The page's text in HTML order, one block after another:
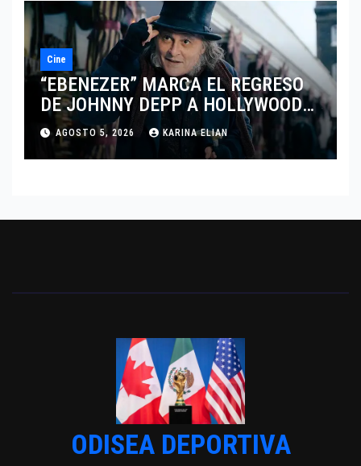
Cine
“EBENEZER” MARCA EL REGRESO
DE JOHNNY DEPP A HOLLYWOOD
TRAS SU PASO POR EL CINE
INDEPENDIENTE EUROPEO
AGOSTO 5, 2026 KARINA ELIAN
ODISEA DEPORTIVA